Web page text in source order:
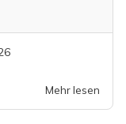
Mehr lesen